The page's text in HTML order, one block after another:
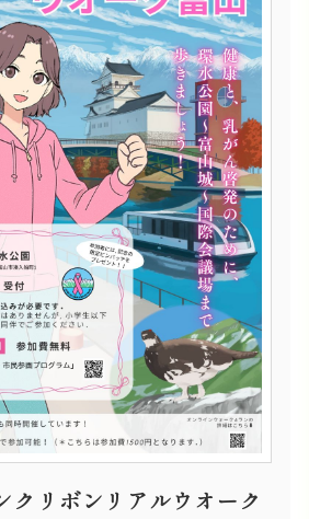
クリボンリアルウオーク